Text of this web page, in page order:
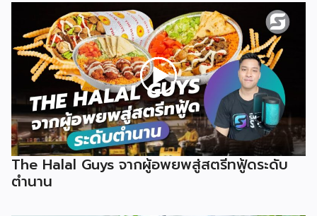
The Halal Guys จากผู้อพยพสู่สตรีทฟู้ดระดับ
ตำนาน